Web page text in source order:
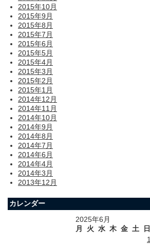
2015年10月
2015年9月
2015年8月
2015年7月
2015年6月
2015年5月
2015年4月
2015年3月
2015年2月
2015年1月
2014年12月
2014年11月
2014年10月
2014年9月
2014年8月
2014年7月
2014年6月
2014年4月
2014年3月
2013年12月
カレンダー
2025年6月
月
火 水 木 金 土
日
1